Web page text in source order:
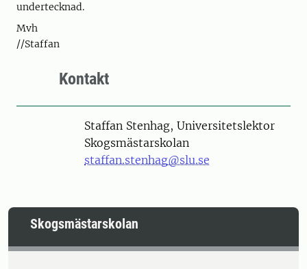
undertecknad.
Mvh
//Staffan
Kontakt
PersonStaffan Stenhag, Universitetslektor
Skogsmästarskolan
staffan.stenhag@slu.se
Skogsmästarskolan